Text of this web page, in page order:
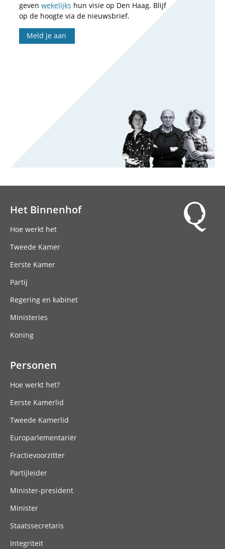
geven wekelijks hun visie op Den Haag. Blijf
op de hoogte via de nieuwsbrief.
Meld je aan
Het Binnenhof
Hoe werkt het
Tweede Kamer
Eerste Kamer
Partij
Regering en kabinet
Ministeries
Koning
Personen
Hoe werkt het?
Eerste Kamerlid
Tweede Kamerlid
Europarlementariër
Fractievoorzitter
Partijleider
Minister-president
Minister
Staatssecretaris
Integriteit